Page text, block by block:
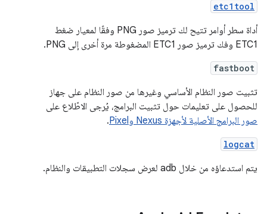
etc1tool
أداة سطر أوامر تتيح لك ترميز صور PNG وفقًا لمعيار ضغط
ETC1 وفك ترميز صور ETC1 المضغوطة مرة أخرى إلى PNG.
fastboot
تثبيت صور النظام الأساسي وغيرها من صور النظام على جهاز
للحصول على تعليمات حول تثبيت البرامج، يُرجى الاطّلاع على
صور البرامج الأصلية لأجهزة Nexus وPixel
.
logcat
يتم استدعاؤه من خلال adb لعرض سجلات التطبيقات والنظام.